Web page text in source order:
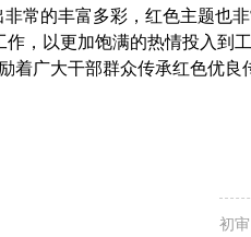
常的丰富多彩，红色主题也
，以更加饱满的热情投入到
着广大干部群众传承红色优
初